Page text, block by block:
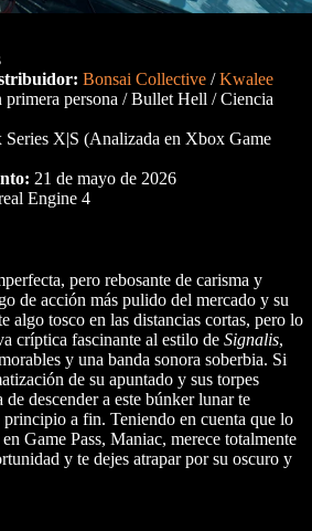
Bonsai Collective /Kwalee
primera persona / Bullet Hell / Ciencia
Series X|S (Analizada en Xbox Game
21 de mayo de 2026
Engine 4
pero rebosante de carisma y
de acción más pulido del mercado y su
algo tosco en las distancias cortas, pero lo
críptica fascinante al estilo de Signalis,
y una banda sonora soberbia. Si
de su apuntado y sus torpes
descender a este búnker lunar te
principio a fin. Teniendo en cuenta que lo
Game Pass, Maniac, merece totalmente
y te dejes atrapar por su oscuro y